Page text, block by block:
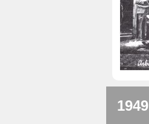
1949